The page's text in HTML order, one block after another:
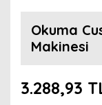
Okuma
Makinesi
3.288,93